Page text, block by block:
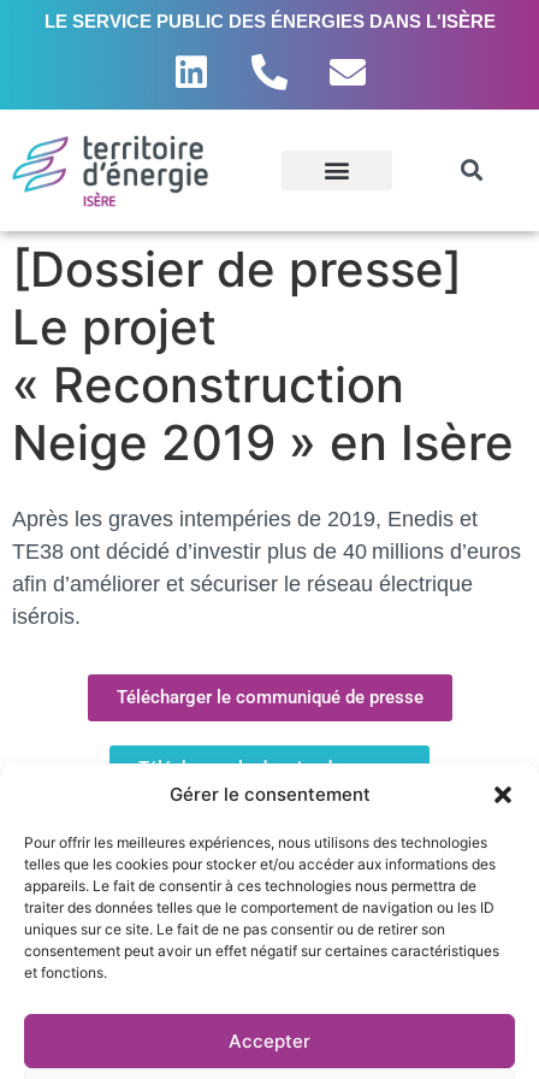
Gérer le consentement
Pour offrir les meilleures expériences, nous utilisons des technologies
telles que les cookies pour stocker et/ou accéder aux informations des
appareils. Le fait de consentir à ces technologies nous permettra de
traiter des données telles que le comportement de navigation ou les ID
uniques sur ce site. Le fait de ne pas consentir ou de retirer son
consentement peut avoir un effet négatif sur certaines caractéristiques
et fonctions.
Accepter
LE SERVICE PUBLIC DES ÉNERGIES DANS L'ISÈRE
[Dossier de presse]
Le projet
« Reconstruction
Neige 2019 » en Isère
Après les graves intempéries de 2019, Enedis et
TE38 ont décidé d’investir plus de 40 millions d’euros
afin d’améliorer et sécuriser le réseau électrique
isérois.
Télécharger le communiqué de presse
Télécharger le dossier de presse
Télécharger la note de synthèse de la conférence de
presse